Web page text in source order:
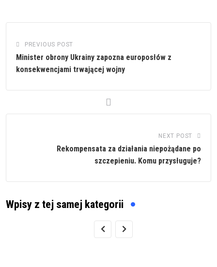
PREVIOUS POST
Minister obrony Ukrainy zapozna europosłów z
konsekwencjami trwającej wojny
NEXT POST
Rekompensata za działania niepożądane po
szczepieniu. Komu przysługuje?
Wpisy z tej samej kategorii